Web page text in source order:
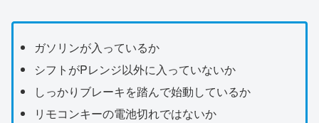
ガソリンが入っているか
シフトがPレンジ以外に入っていないか
しっかりブレーキを踏んで始動しているか
リモコンキーの電池切れではないか